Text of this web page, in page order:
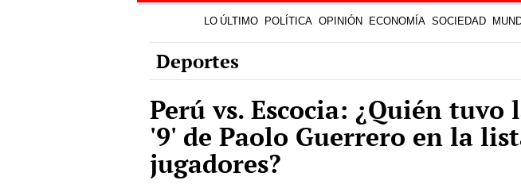
LO ÚLTIMO POLÍTICA OPINIÓN ECONOMÍA SOCIEDAD
Deportes
Perú vs. Escocia: ¿Quién tuvo
'9' de Paolo Guerrero en la
jugadores?